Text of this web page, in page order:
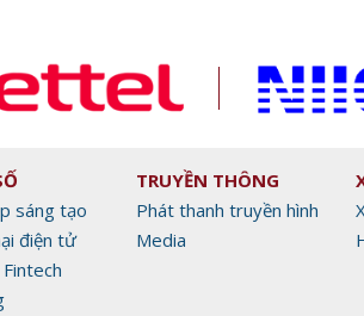
sáng tạo
điện tử
TRUYỀN THÔNG
Phát thanh truyền hình
Media